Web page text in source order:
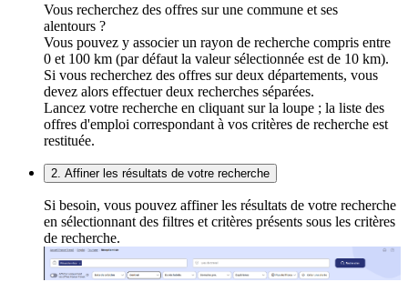
Vous recherchez des offres sur une commune et ses
alentours ?
Vous pouvez y associer un rayon de recherche compris entre
0 et 100 km (par défaut la valeur sélectionnée est de 10 km).
Si vous recherchez des offres sur deux départements, vous
devez alors effectuer deux recherches séparées.
Lancez votre recherche en cliquant sur la loupe ; la liste des
offres d'emploi correspondant à vos critères de recherche est
restituée.
2. Affiner les résultats de votre recherche
Si besoin, vous pouvez affiner les résultats de votre recherche
en sélectionnant des filtres et critères présents sous les critères
de recherche.